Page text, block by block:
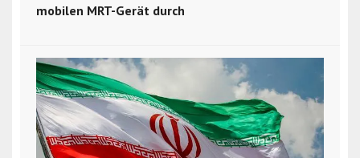
mobilen MRT-Gerät durch